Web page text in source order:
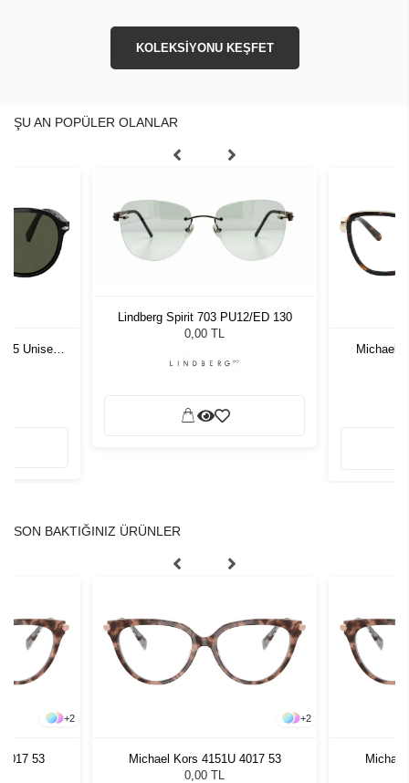
KOLEKSİYONU KEŞFET
ŞU AN POPÜLER OLANLAR
55 Unisex
Lindberg Spirit 703 PU12/ED 130
0,00 TL
Michael
SON BAKTIĞINIZ ÜRÜNLER
+2
53
+2
Michael Kors 4151U 4017 53
0,00 TL